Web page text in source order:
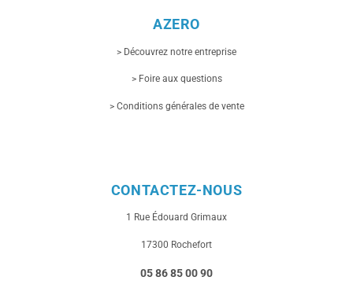
AZERO
> Découvrez notre entreprise
> Foire aux questions
> Conditions générales de vente
CONTACTEZ-NOUS
1 Rue Édouard Grimaux
17300 Rochefort
05 86 85 00 90